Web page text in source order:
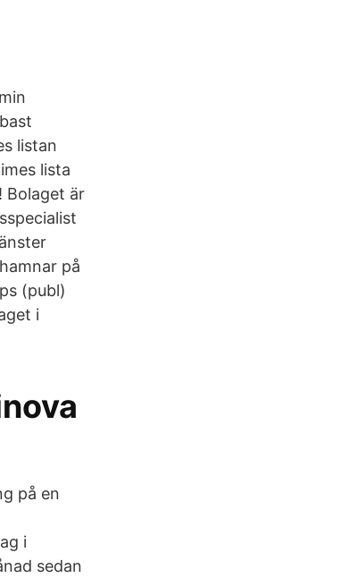
listan
lista
Bolaget är
på
(publ)
i
på en
i
sedan